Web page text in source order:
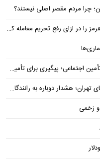
چرا مردم مقصر اصلی نیستند؟
را در ازای رفع تحریم معامله کنیم
پیگیری برای تأمین منابع ادامه دارد